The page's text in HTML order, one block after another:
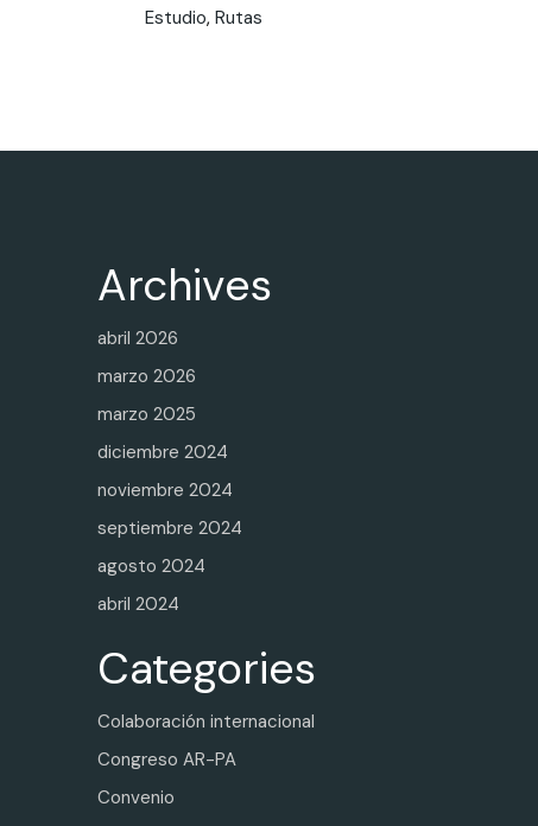
Estudio Rutas
Archives
abril 2026
marzo 2026
marzo 2025
diciembre 2024
noviembre 2024
septiembre 2024
agosto 2024
abril 2024
Categories
Colaboración internacional
Congreso AR-PA
Convenio